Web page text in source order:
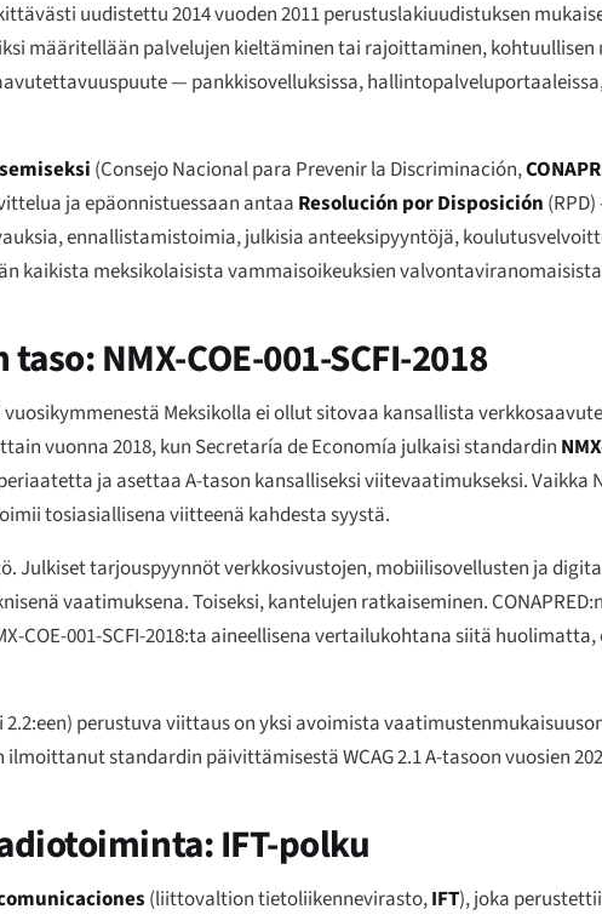
uudistettu 2014 vuoden 2011 perustuslakiuudistuksen
määritellään palvelujen kieltäminen tai rajoittaminen,
— pankkisovelluksissa,
(Consejo Nacional para Prevenir la Discriminación,
ja epäonnistuessaan antaa Resolución por Disposición
ennallistamistoimia, julkisia anteeksipyyntöjä,
kaikista meksikolaisista vammaisoikeuksien
NMX-COE-001-SCFI-2018
vuosikymmenestä Meksikolla ei ollut sitovaa kansallista
vuonna 2018, kun Secretaría de Economía julkaisi standardin
ja asettaa A-tason kansalliseksi viitevaatimukseksi.
tosiasiallisena viitteenä kahdesta syystä.
Julkiset tarjouspyynnöt verkkosivustojen, mobiilisovellusten ja
vaatimuksena. Toiseksi, kantelujen ratkaiseminen.
COE-001-SCFI-2018:ta aineellisena vertailukohtana siitä
2.2:een) perustuva viittaus on yksi avoimista
standardin päivittämisestä WCAG 2.1 A-tasoon vuosien
IFT-polku
(liittovaltion tietoliikennevirasto,IFT), joka